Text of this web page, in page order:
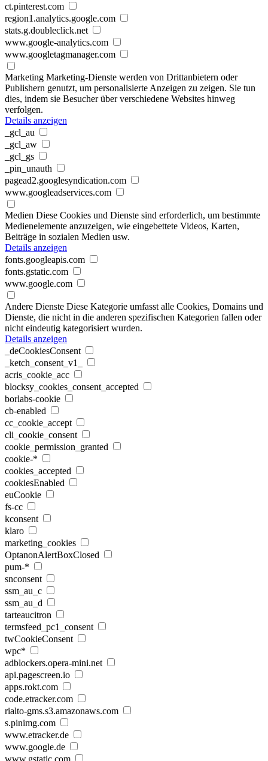
ct.pinterest.com
region1.analytics.google.com
stats.g.doubleclick.net
www.google-analytics.com
www.googletagmanager.com
Marketing Marketing-Dienste werden von Drittanbietern oder
Publishern genutzt, um personalisierte Anzeigen zu zeigen. Sie tun
dies, indem sie Besucher über verschiedene Websites hinweg
verfolgen.
Details anzeigen
_gcl_au
_gcl_aw
_gcl_gs
_pin_unauth
pagead2.googlesyndication.com
www.googleadservices.com
Medien Diese Cookies und Dienste sind erforderlich, um bestimmte
Medienelemente anzuzeigen, wie eingebettete Videos, Karten,
Beiträge in sozialen Medien usw.
Details anzeigen
fonts.googleapis.com
fonts.gstatic.com
www.google.com
Andere Dienste Diese Kategorie umfasst alle Cookies, Domains und
Dienste, die nicht in die anderen spezifischen Kategorien fallen oder
nicht eindeutig kategorisiert wurden.
Details anzeigen
_deCookiesConsent
_ketch_consent_v1_
acris_cookie_acc
blocksy_cookies_consent_accepted
borlabs-cookie
cb-enabled
cc_cookie_accept
cli_cookie_consent
cookie_permission_granted
cookie-*
cookies_accepted
cookiesEnabled
euCookie
fs-cc
kconsent
klaro
marketing_cookies
OptanonAlertBoxClosed
pum-*
snconsent
ssm_au_c
ssm_au_d
tarteaucitron
termsfeed_pc1_consent
twCookieConsent
wpc*
adblockers.opera-mini.net
api.pagescreen.io
apps.rokt.com
code.etracker.com
rialto-gms.s3.amazonaws.com
s.pinimg.com
www.etracker.de
www.google.de
www.gstatic.com